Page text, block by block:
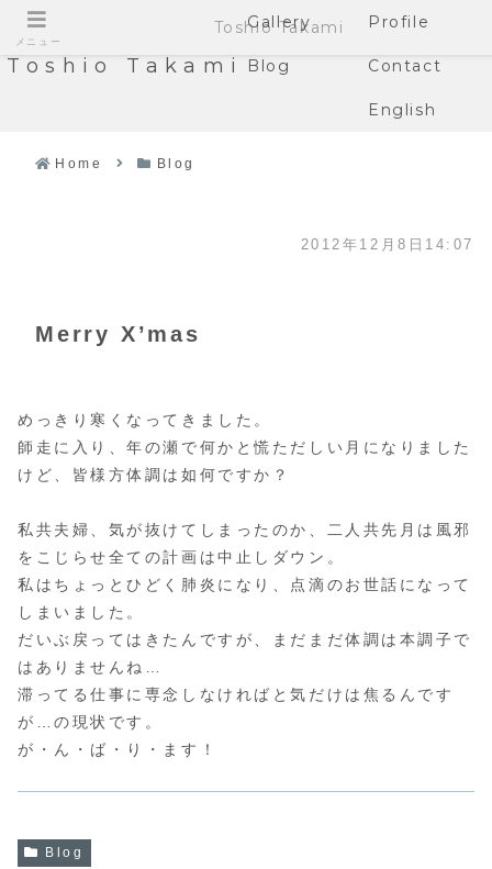
Toshio Takami
Gallery Profile
Blog Contact
English
Home Blog
Merry X’mas
2012年12月8日14:07
めっきり寒くなってきました。
師走に入り、年の瀬で何かと慌ただしい月になりました
けど、皆様方体調は如何ですか？
私共夫婦、気が抜けてしまったのか、二人共先月は風邪
をこじらせ全ての計画は中止しダウン。
私はちょっとひどく肺炎になり、点滴のお世話になって
しまいました。
だいぶ戻ってはきたんですが、まだまだ体調は本調子で
はありませんね…
滞ってる仕事に専念しなければと気だけは焦るんです
が…の現状です。
が・ん・ば・り・ます！
Blog
メニュー
Toshio Takami